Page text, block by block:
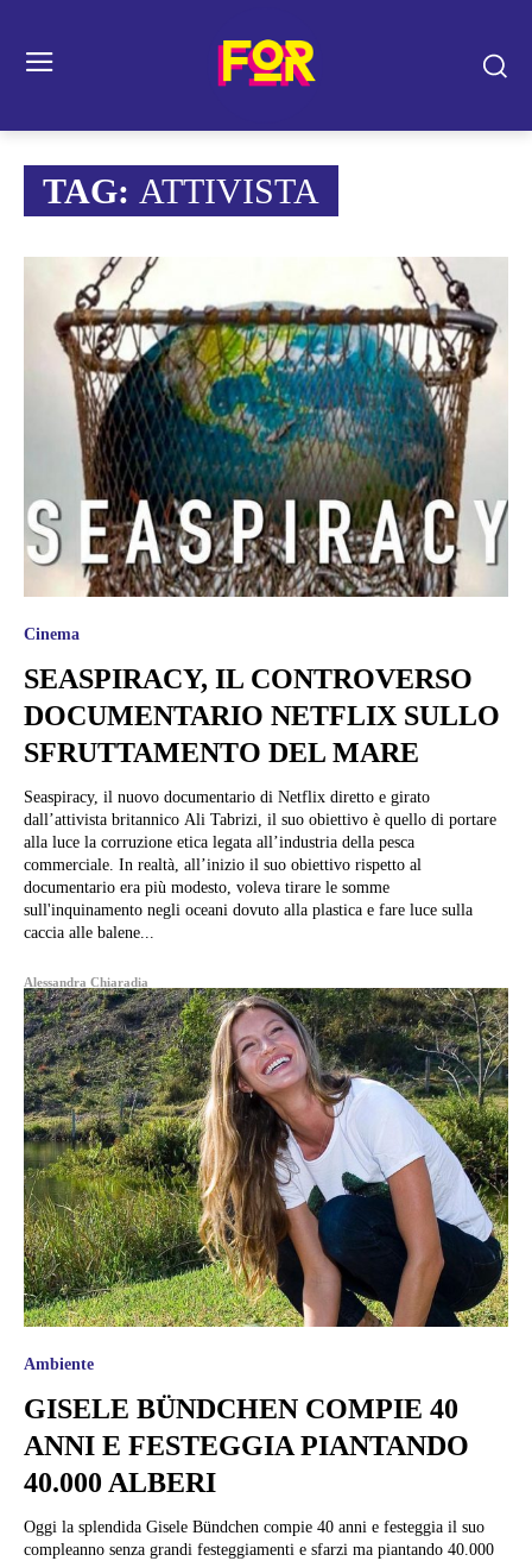
TAG: ATTIVISTA
Cinema
SEASPIRACY, IL CONTROVERSO
DOCUMENTARIO NETFLIX SULLO
SFRUTTAMENTO DEL MARE
Seaspiracy, il nuovo documentario di Netflix diretto e girato
dall’attivista britannico Ali Tabrizi, il suo obiettivo è quello di portare
alla luce la corruzione etica legata all’industria della pesca
commerciale. In realtà, all’inizio il suo obiettivo rispetto al
documentario era più modesto, voleva tirare le somme
sull'inquinamento negli oceani dovuto alla plastica e fare luce sulla
caccia alle balene...
Alessandra Chiaradia
Ambiente
GISELE BÜNDCHEN COMPIE 40
ANNI E FESTEGGIA PIANTANDO
40.000 ALBERI
Oggi la splendida Gisele Bündchen compie 40 anni e festeggia il suo
compleanno senza grandi festeggiamenti e sfarzi ma piantando 40.000